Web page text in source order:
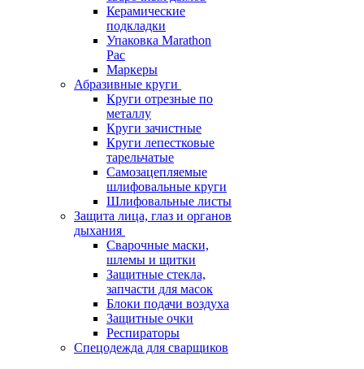
Керамические
подкладки
Упаковка Marathon
Pac
Маркеры
Абразивные круги
Круги отрезные по
металлу
Круги зачистные
Круги лепестковые
тарельчатые
Самозацепляемые
шлифовальные круги
Шлифовальные листы
Защита лица, глаз и органов
дыхания
Сварочные маски,
шлемы и щитки
Защитные стекла,
запчасти для масок
Блоки подачи воздуха
Защитные очки
Респираторы
Спецодежда для сварщиков